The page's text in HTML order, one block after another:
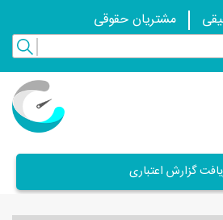
مشتریان حقوقی
گزارش اعتباری